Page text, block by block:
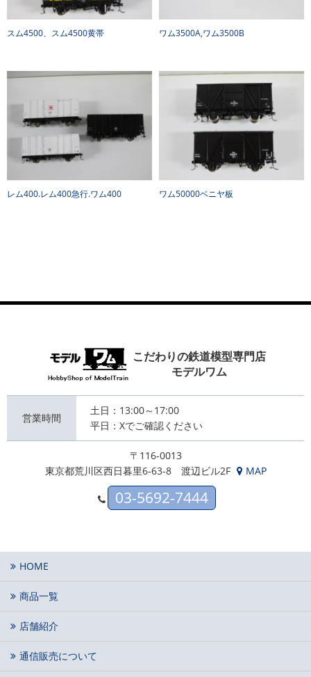
スム4500、スム4500黄帯 ワム3500A,ワム3500B
レム400.レム400急行.ワム400 ワム50000ベニヤ板
こだわりの鉄道模型専門店
モデルワム
営業時間
土日：13:00～17:00
平日：Xでご確認ください
〒116-0013
東京都荒川区西日暮里6-63-8 渡辺ビル2F
MAP
03-5692-7444
HOME
商品一覧
店舗紹介
通信販売について